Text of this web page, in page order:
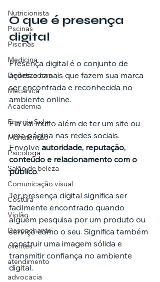
Nutricionista
Pscinas
Piscinas
Medicina
Dedetizadora
Mecânica
Academia
Energia Solar
Manutenção
Psicóloga
Salão de beleza
Comunicação visual
Costura
Violão
Despachante
clientes
atendimento
advocacia
O que é presença
digital
Presença digital é o conjunto de
ações e canais que fazem sua marca
ser encontrada e reconhecida no
ambiente online.
Ela vai muito além de ter um site ou
uma página nas redes sociais.
Envolve autoridade, reputação,
conteúdo e relacionamento com o
público.
Ter presença digital significa ser
facilmente encontrado quando
alguém pesquisa por um produto ou
serviço como o seu. Significa também
construir uma imagem sólida e
transmitir confiança no ambiente
digital.